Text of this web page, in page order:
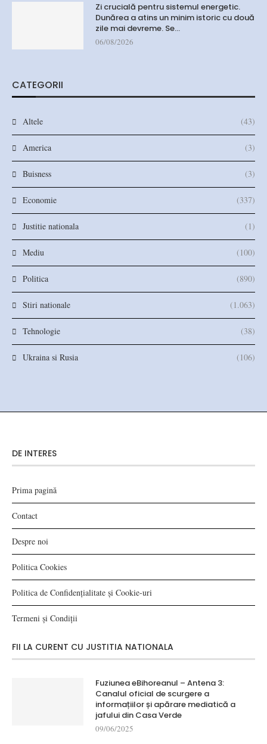
Zi crucială pentru sistemul energetic.
Dunărea a atins un minim istoric cu două
zile mai devreme. Se…
06/08/2026
CATEGORII
Altele (43)
America (3)
Buisness (3)
Economie (337)
Justitie nationala (1)
Mediu (100)
Politica (890)
Stiri nationale (1.063)
Tehnologie (38)
Ukraina si Rusia (106)
DE INTERES
Prima pagină
Contact
Despre noi
Politica Cookies
Politica de Confidențialitate și Cookie-uri
Termeni și Condiții
FII LA CURENT CU JUSTITIA NATIONALA
Fuziunea eBihoreanul – Antena 3:
Canalul oficial de scurgere a
informațiilor și apărare mediatică a
jafului din Casa Verde
09/06/2025